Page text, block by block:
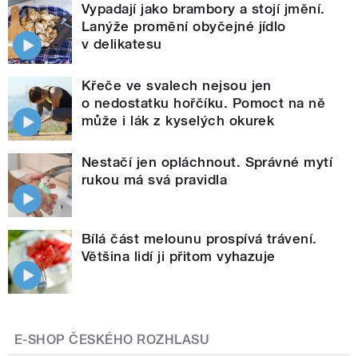
Vypadají jako brambory a stojí jmění.
Lanýže promění obyčejné jídlo
v delikatesu
Křeče ve svalech nejsou jen
o nedostatku hořčíku. Pomoct na ně
může i lák z kyselých okurek
Nestačí jen opláchnout. Správné mytí
rukou má svá pravidla
Bílá část melounu prospívá trávení.
Většina lidí ji přitom vyhazuje
E-SHOP ČESKÉHO ROZHLASU